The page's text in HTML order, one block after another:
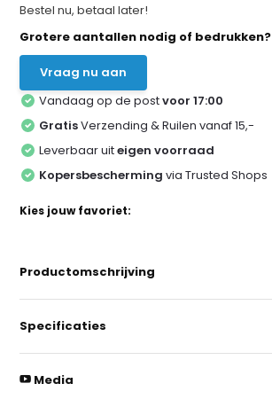
Bestel nu, betaal later!
Grotere aantallen nodig of bedrukken?
Vraag nu aan
Vandaag op de postvoor 17:00
GratisVerzending & Ruilen vanaf 15,-
Leverbaar uiteigen voorraad
Kopersbescherming via Trusted Shops
Kies jouw favoriet:
Productomschrijving
Specificaties
Media